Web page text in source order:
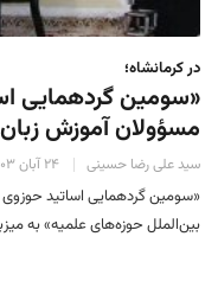
در کرمانشاه؛
«سومین گردهمایی
مسؤولان آموزش
سید علی رضا حسینی ۲۴ آبان ۱۴۰۳
«سومین گردهمایی اساتید
بین‌الملل حوزه‌های علمیه» به